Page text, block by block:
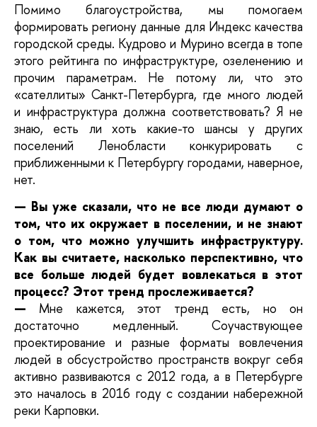
Помимо благоустройства, мы помогаем
формировать региону данные для Индекс качества
городской среды. Кудрово и Мурино всегда в топе
этого рейтинга по инфраструктуре, озеленению и
прочим параметрам. Не потому ли, что это
«сателлиты» Санкт-Петербурга, где много людей
и инфраструктура должна соответствовать? Я не
знаю, есть ли хоть какие-то шансы у других
поселений Ленобласти конкурировать с
приближенными к Петербургу городами, наверное,
нет.
— Вы уже сказали, что не все люди думают о
том, что их окружает в поселении, и не знают
о том, что можно улучшить инфраструктуру.
Как вы считаете, насколько перспективно, что
все больше людей будет вовлекаться в этот
процесс? Этот тренд прослеживается?
—
Мне кажется, этот тренд есть, но он
достаточно медленный. Соучаствующее
проектирование и разные форматы вовлечения
людей в обсустройство пространств вокруг себя
активно развиваются с 2012 года, а в Петербурге
это началось в 2016 году с создании набережной
реки Карповки.